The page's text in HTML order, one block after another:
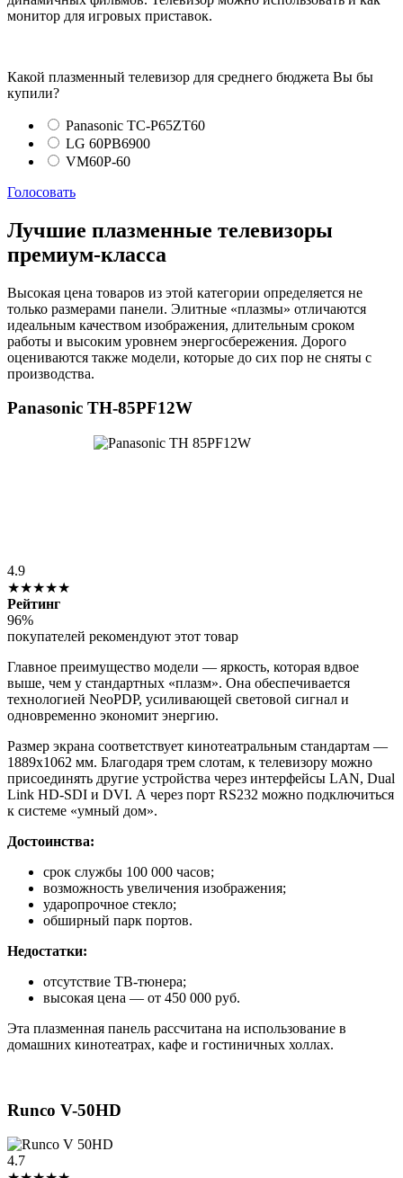
монитор для игровых приставок.
Какой плазменный телевизор для среднего бюджета Вы бы
купили?
Panasonic TC-P65ZT60
LG 60PB6900
VM60P-60
Голосовать
Лучшие плазменные телевизоры
премиум-класса
Высокая цена товаров из этой категории определяется не
только размерами панели. Элитные «плазмы» отличаются
идеальным качеством изображения, длительным сроком
работы и высоким уровнем энергосбережения. Дорого
оцениваются также модели, которые до сих пор не сняты с
производства.
Panasonic TH-85PF12W
4.9
★★★★★
Рейтинг
96%
покупателей рекомендуют этот товар
Главное преимущество модели — яркость, которая вдвое
выше, чем у стандартных «плазм». Она обеспечивается
технологией NeoPDP, усиливающей световой сигнал и
одновременно экономит энергию.
Размер экрана соответствует кинотеатральным стандартам —
1889х1062 мм. Благодаря трем слотам, к телевизору можно
присоединять другие устройства через интерфейсы LAN, Dual
Link HD-SDI и DVI. А через порт RS232 можно подключиться
к системе «умный дом».
Достоинства:
срок службы 100 000 часов;
возможность увеличения изображения;
ударопрочное стекло;
обширный парк портов.
Недостатки:
отсутствие ТВ-тюнера;
высокая цена — от 450 000 руб.
Эта плазменная панель рассчитана на использование в
домашних кинотеатрах, кафе и гостиничных холлах.
Runco V-50HD
4.7